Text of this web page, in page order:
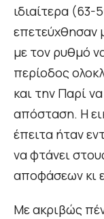
ιδιαίτερα (63-
επετεύχθησαν
με τον ρυθμό
περίοδος
και την Παρί
απόσταση. Η
έπειτα ήταν
να φτάνει
αποφάσεων κι
Με ακριβώς